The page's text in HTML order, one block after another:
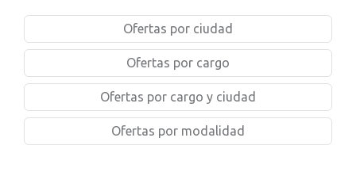
Ofertas por ciudad
Ofertas por cargo
Ofertas por cargo y ciudad
Ofertas por modalidad